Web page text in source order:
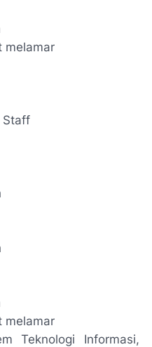
melamar
Staff
melamar
Teknologi Informasi,